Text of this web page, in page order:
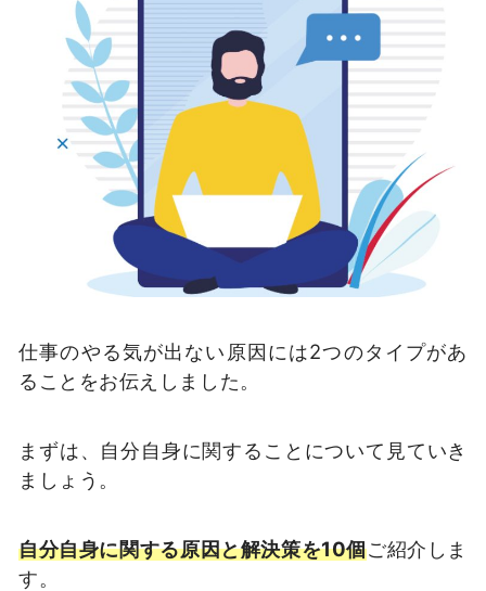
仕事のやる気が出ない原因には2つのタイプがあ
ることをお伝えしました。
まずは、自分自身に関することについて見ていき
ましょう。
自分自身に関する原因と解決策を10個ご紹介しま
す。